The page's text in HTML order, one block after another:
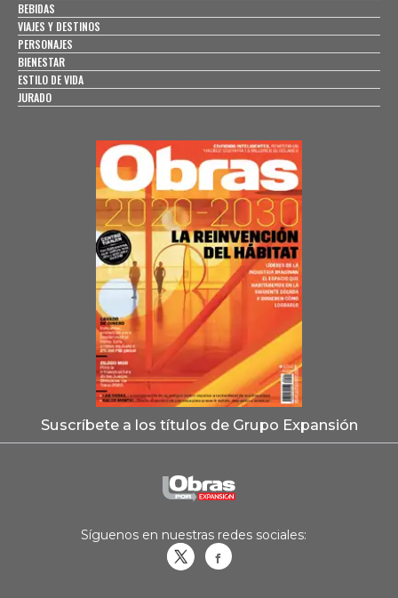
BEBIDAS
VIAJES Y DESTINOS
PERSONAJES
BIENESTAR
ESTILO DE VIDA
JURADO
Suscríbete a los títulos de Grupo Expansión
Síguenos en nuestras redes sociales: